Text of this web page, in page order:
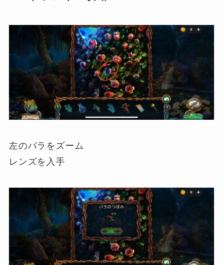
左のバラをズーム
レンズを入手